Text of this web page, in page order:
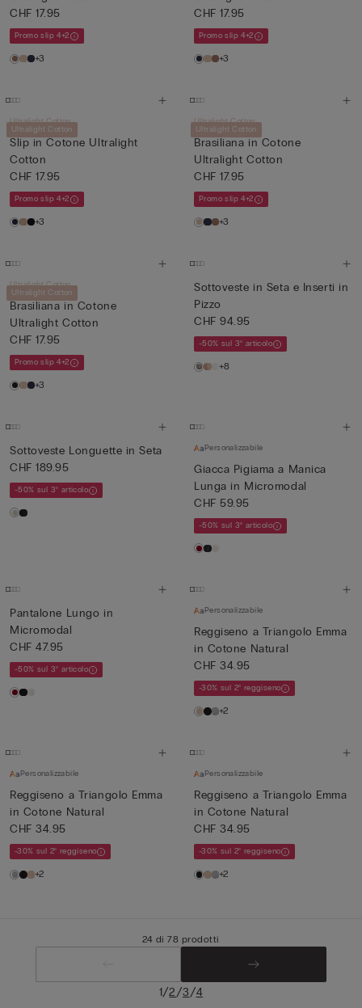
CHF 17.95
Promo slip 4+2
+3
CHF 17.95
Promo slip 4+2
+3
Ultralight Cotton
Ultralight Cotton
Slip in Cotone Ultralight
Cotton
CHF 17.95
Promo slip 4+2
+3
Ultralight Cotton
Ultralight Cotton
Brasiliana in Cotone
Ultralight Cotton
CHF 17.95
Promo slip 4+2
+3
Ultralight Cotton
Ultralight Cotton
Brasiliana in Cotone
Ultralight Cotton
CHF 17.95
Promo slip 4+2
+3
Sottoveste in Seta e Inserti in
Pizzo
CHF 94.95
-50% sul 3° articolo
+8
Sottoveste Longuette in Seta
CHF 189.95
-50% sul 3° articolo
Personalizzabile
Giacca Pigiama a Manica
Lunga in Micromodal
CHF 59.95
-50% sul 3° articolo
Pantalone Lungo in
Micromodal
CHF 47.95
-50% sul 3° articolo
Personalizzabile
Reggiseno a Triangolo Emma
in Cotone Natural
CHF 34.95
-30% sul 2° reggiseno
+2
Personalizzabile
Reggiseno a Triangolo Emma
in Cotone Natural
CHF 34.95
-30% sul 2° reggiseno
+2
Personalizzabile
Reggiseno a Triangolo Emma
in Cotone Natural
CHF 34.95
-30% sul 2° reggiseno
+2
24 di 78 prodotti
1/2/3/4